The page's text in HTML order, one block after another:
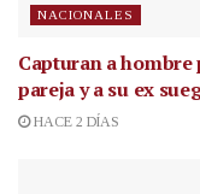
NACIONALES
Capturan a
pareja y a su ex
HACE 2 DÍAS